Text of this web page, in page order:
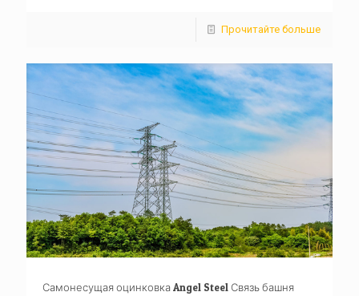
Прочитайте больше
Самонесущая оцинковка Angel Steel Связь башня